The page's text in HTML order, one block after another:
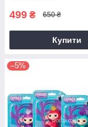
499 ₴ 650 ₴
Купити
–5%